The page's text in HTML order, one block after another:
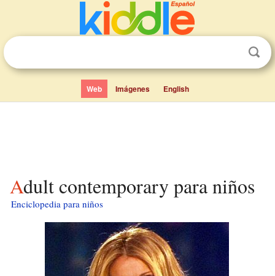
Web Imágenes English
Adult contemporary para niños
Enciclopedia para niños